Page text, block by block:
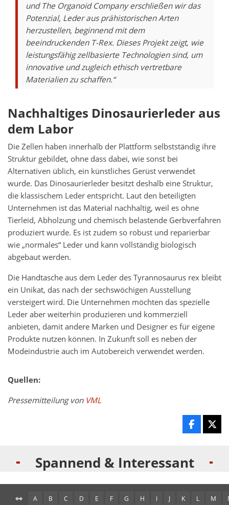
und The Organoid Company erschließen wir das
Potenzial, Leder aus prähistorischen Arten
herzustellen, beginnend mit dem
beeindruckenden T-Rex. Dieses Projekt zeigt, wie
leistungsfähig zellbasierte Technologien sind, um
innovative und zugleich ethisch vertretbare
Materialien zu schaffen.“
Nachhaltiges Dinosaurierleder aus
dem Labor
Die Zellen haben innerhalb der Plattform selbstständig ihre
Struktur gebildet, ohne dass dabei, wie sonst bei
Alternativen üblich, ein künstliches Gerüst verwendet
wurde. Das Dinosaurierleder besitzt deshalb eine Struktur,
die klassischem Leder entspricht. Laut den beteiligten
Unternehmen ist das Material nachhaltig, weil es ohne
Tierleid, Abholzung und chemisch belastende Gerbverfahren
produziert wurde. Es ist zudem so robust und reparierbar
wie „normales“ Leder und kann vollständig biologisch
abgebaut werden.
Die Handtasche aus dem Leder des Tyrannosaurus rex bleibt
ein Unikat, das nach der sechswöchigen Ausstellung
versteigert wird. Die Unternehmen möchten das spezielle
Leder aber weiterhin produzieren und kommerziell
anbieten, damit andere Marken und Designer es für eigene
Produkte nutzen können. In Zukunft soll es neben der
Modeindustrie auch im Autobereich verwendet werden.
Quellen:
Pressemitteilung von VML
Spannend & Interessant
A B C D E F G H I J K L M